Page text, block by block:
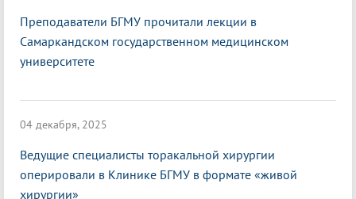
Преподаватели БГМУ прочитали лекции в
Самаркандском государственном медицинском
университете
04 декабря, 2025
Ведущие специалисты торакальной хирургии
оперировали в Клинике БГМУ в формате «живой
хирургии»